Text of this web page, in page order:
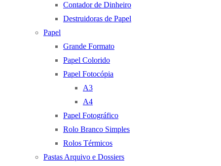
Contador de Dinheiro
Destruidoras de Papel
Papel
Grande Formato
Papel Colorido
Papel Fotocópia
A3
A4
Papel Fotográfico
Rolo Branco Simples
Rolos Térmicos
Pastas Arquivo e Dossiers